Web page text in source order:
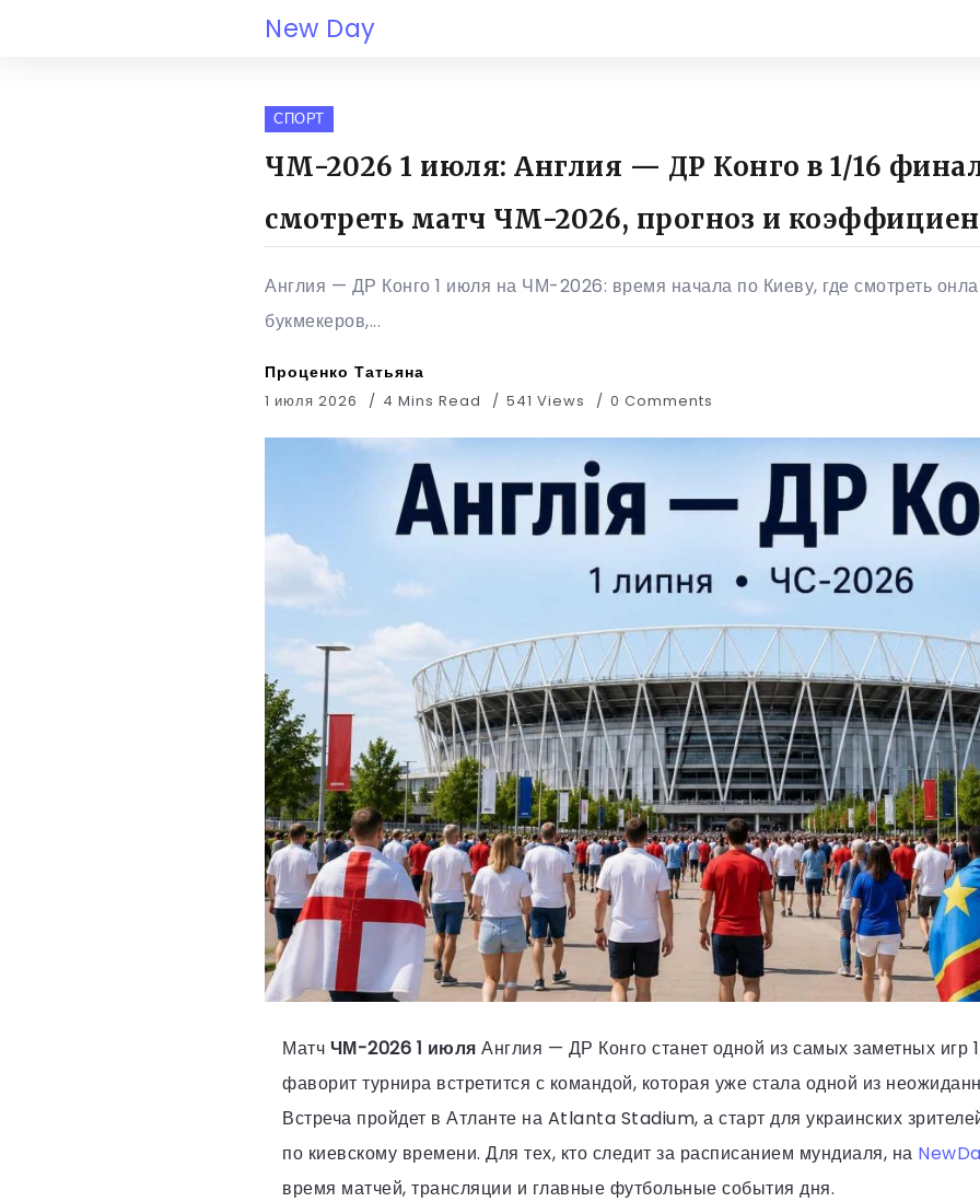
New Day
СПОРТ
ЧМ-2026 1 июля: Англия — ДР Конго в 1/16
смотреть матч ЧМ-2026, прогноз и
Англия — ДР Конго 1 июля на ЧМ-2026: время начала по Киеву, где смотреть
букмекеров,...
Проценко Татьяна
1 июля 2026 4 Mins Read 541 Views 0 Comments
Матч ЧМ-2026 1 июля Англия — ДР Конго станет одной из самых заметных игр
фаворит турнира встретится с командой, которая уже стала одной из
Встреча пройдет в Атланте на Atlanta Stadium, а старт для украинских
по киевскому времени. Для тех, кто следит за расписанием мундиаля, на
время матчей, трансляции и главные футбольные события дня.